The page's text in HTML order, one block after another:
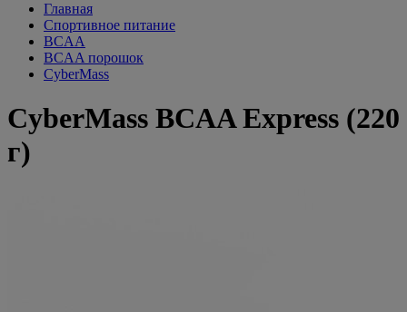
Главная
Спортивное питание
BCAA
BCAA порошок
CyberMass
CyberMass BCAA Express (220
г)